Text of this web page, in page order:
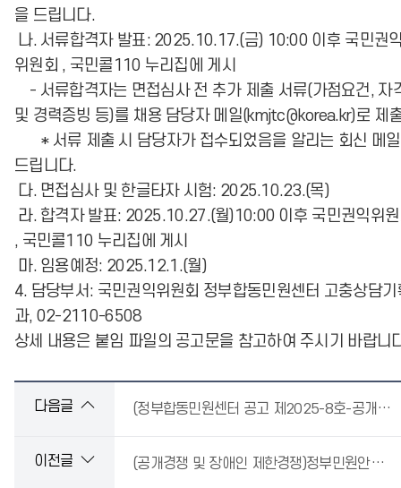
을 드립니다.
나. 서류합격자 발표: 2025.10.17.(금) 10:00 이후 국민권
위원회 , 국민콜110 누리집에 게시
- 서류합격자는 면접심사 전 추가 제출 서류(가점요건, 자
및 경력증빙 등)를 채용 담당자 메일(kmjtc@korea.kr)로 제
* 서류 제출 시 담당자가 접수되었음을 알리는 회신 메
드립니다.
다. 면접심사 및 한글타자 시험: 2025.10.23.(목)
라. 합격자 발표: 2025.10.27.(월)10:00 이후 국민권익위
, 국민콜110 누리집에 게시
마. 임용예정: 2025.12.1.(월)
4. 담당부서: 국민권익위원회 정부합동민원센터 고충상담기
과, 02-2110-6508
상세 내용은 붙임 파일의 공고문을 참고하여 주시기 바랍니
다음글 (정부합동민원센터 공고 제2025-8호-공개경쟁및장애인재한경쟁)정부민원안내콜센터 일반상담사 채용 면접심사 합격자 공고
이전글 (공개경쟁 및 장애인 제한경쟁)정부민원안내콜센터 일반상담사 채용 서류 심사 합격자 발표 및 면접 심사 일정 공고(정부합동민원센터 공고 제2025-6호)